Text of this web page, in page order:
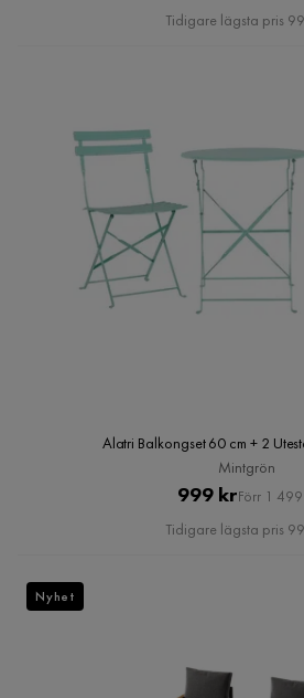
Pris
Tidigare lägsta pris
Alatri Balkongset 60 cm + 2
Mintgrön
Pris
999 kr Original
Pris
Förr 1
Tidigare lägsta pris
Nyhet